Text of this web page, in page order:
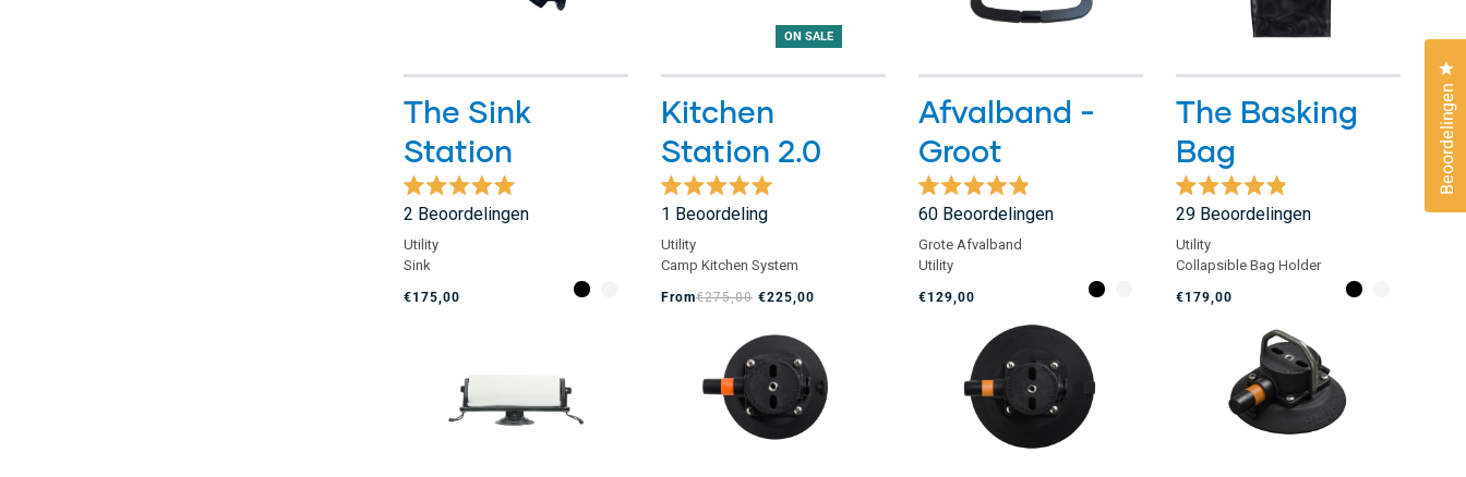
The Sink
Station
Beoordeeld
met
5.0
van
de
5
sterren
2 Beoordelingen
Utility
Sink
€175,00
ON SALE
Kitchen
Station 2.0
Beoordeeld
met
5.0
van
de
5
1 Beoordeling
Utility
Camp Kitchen System
From€275,00 €225,00
Afvalband -
Groot
Beoordeeld
met
4.9
van
de
5
sterren
60 Beoordelingen
Grote Afvalband
Utility
€129,00
The Basking
Bag
Beoordeeld
met
4.9
van
de
5
sterren
29 Beoordelingen
Utility
Collapsible Bag Holder
€179,00
Beoordelingen